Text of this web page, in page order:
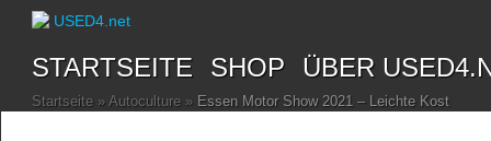
STARTSEITE SHOP ÜBER
Startseite » Autoculture » Essen Motor Show 2021 – Leichte Kost